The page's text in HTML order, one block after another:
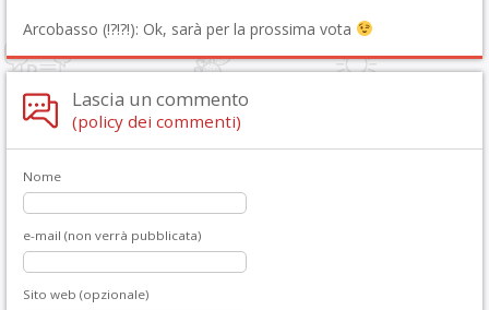
Arcobasso (!?!?!): Ok, sarà per la prossima vota
Lascia un commento
(policy dei commenti)
Nome
e-mail (non verrà pubblicata)
Sito web (opzionale)